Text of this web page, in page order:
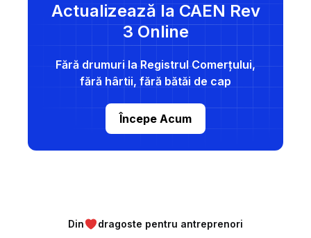
Actualizează la CAEN Rev
3 Online
Fără drumuri la Registrul Comerțului,
fără hârtii, fără bătăi de cap
Începe Acum
Din dragoste pentru antreprenori